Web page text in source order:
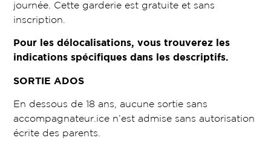
journée. Cette garderie est gratuite et sans
inscription.
Pour les délocalisations, vous trouverez les
indications spécifiques dans les descriptifs.
SORTIE ADOS
En dessous de 18 ans, aucune sortie sans
accompagnateur.ice n’est admise sans autorisation
écrite des parents.